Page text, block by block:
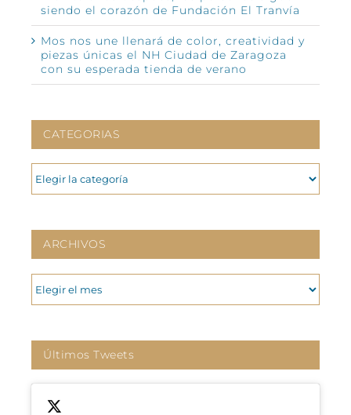
siendo el corazón de Fundación El Tranvía
Mos nos une llenará de color, creatividad y
piezas únicas el NH Ciudad de Zaragoza
con su esperada tienda de verano
CATEGORIAS
CATEGORIAS
ARCHIVOS
ARCHIVOS
Últimos Tweets